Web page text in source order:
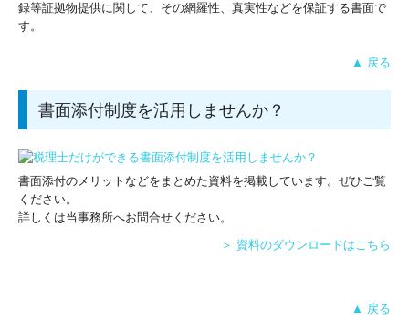
録等証拠物提供に関して、その網羅性、真実性などを保証する書面で
す。
▲ 戻る
書面添付制度を活用しませんか？
書面添付のメリットなどをまとめた資料を掲載しています。ぜひご覧
ください。
詳しくは当事務所へお問合せください。
＞ 資料のダウンロードはこちら
▲ 戻る